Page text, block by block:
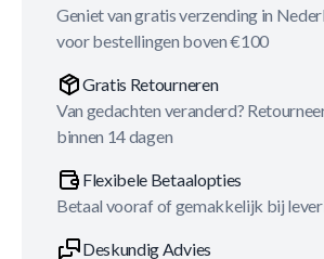
Geniet van gratis verzending in
voor bestellingen boven €100
Gratis Retourneren
Van gedachten veranderd?
binnen 14 dagen
Flexibele Betaalopties
Betaal vooraf of gemakkelijk bij
Deskundig Advies